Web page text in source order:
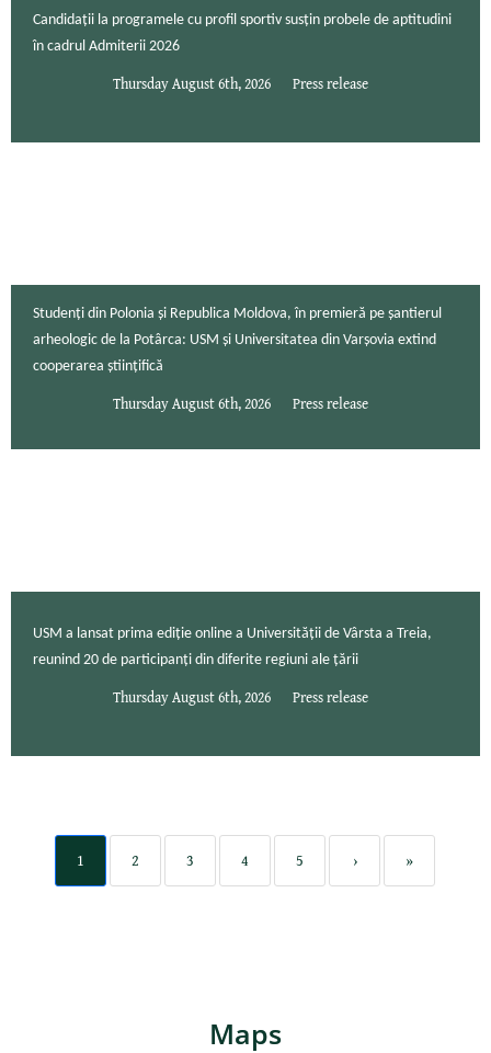
Candidații la programele cu profil sportiv susțin probele de aptitudini
în cadrul Admiterii 2026
Thursday August 6th, 2026 Press release
Studenți din Polonia și Republica Moldova, în premieră pe șantierul
arheologic de la Potârca: USM și Universitatea din Varșovia extind
cooperarea științifică
Thursday August 6th, 2026 Press release
USM a lansat prima ediție online a Universității de Vârsta a Treia,
reunind 20 de participanți din diferite regiuni ale țării
Thursday August 6th, 2026 Press release
1 2 3 4 5 › »
Maps